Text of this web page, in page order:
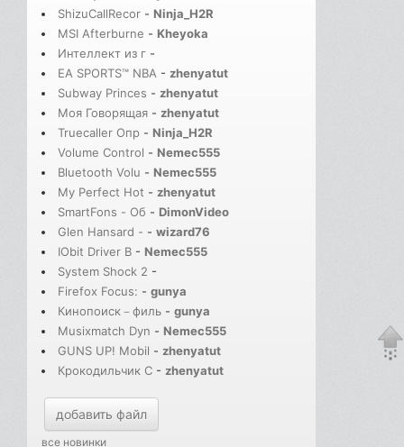
ShizuCallRecor - Ninja_H2R
MSI Afterburne - Kheyoka
Интеллект из г -
EA SPORTS™ NBA - zhenyatut
Subway Princes - zhenyatut
Моя Говорящая - zhenyatut
Truecaller Опр - Ninja_H2R
Volume Control - Nemec555
Bluetooth Volu - Nemec555
My Perfect Hot - zhenyatut
SmartFons - Об - DimonVideo
Glen Hansard - - wizard76
IObit Driver B - Nemec555
System Shock 2 -
Firefox Focus: - gunya
Кинопоиск－филь - gunya
Musixmatch Dyn - Nemec555
GUNS UP! Mobil - zhenyatut
Крокодильчик С - zhenyatut
добавить файл
все новинки